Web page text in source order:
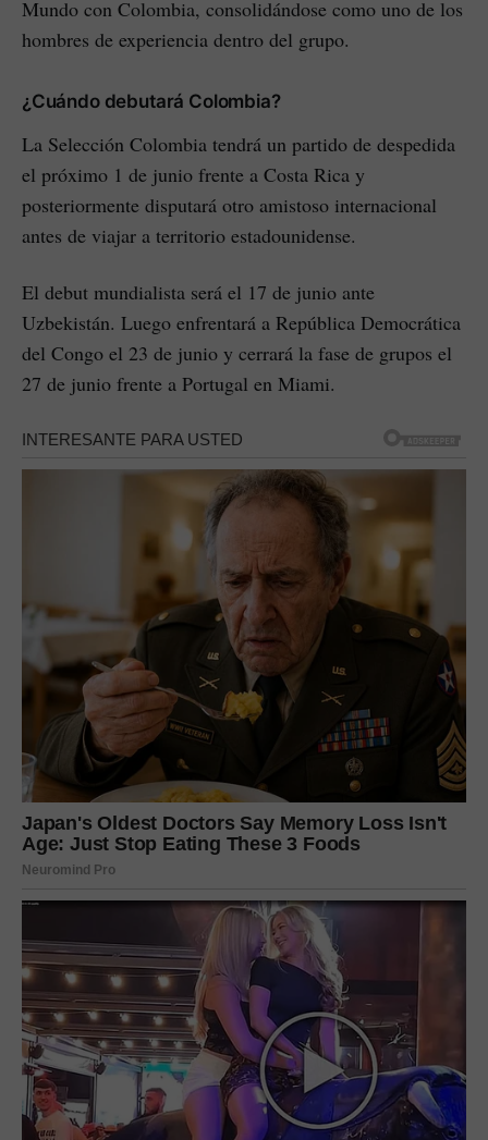
Mundo con Colombia, consolidándose como uno de los
hombres de experiencia dentro del grupo.
¿Cuándo debutará Colombia?
La Selección Colombia tendrá un partido de despedida
el próximo 1 de junio frente a Costa Rica y
posteriormente disputará otro amistoso internacional
antes de viajar a territorio estadounidense.
El debut mundialista será el 17 de junio ante
Uzbekistán. Luego enfrentará a República Democrática
del Congo el 23 de junio y cerrará la fase de grupos el
27 de junio frente a Portugal en Miami.